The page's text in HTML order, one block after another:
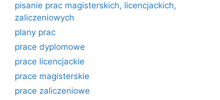
pisanie prac magisterskich, licencjackich,
zaliczeniowych
plany prac
prace dyplomowe
prace licencjackie
prace magisterskie
prace zaliczeniowe